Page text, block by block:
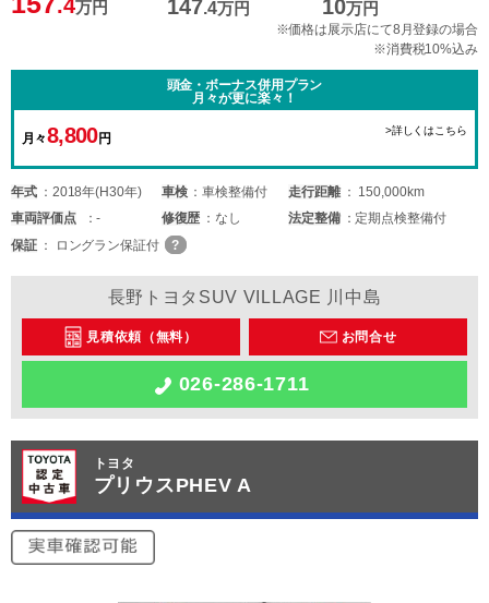
.4万円 147.4万円 10万円
※価格は展示店にて8月登録の場合
※消費税10%込み
頭金・ボーナス併用プラン
月々が更に楽々！
月々8,800円
>詳しくはこちら
年式 2018年(H30年) 車検 車検整備付 走行距離
150,000km
車両評価点 - 修復歴 なし 法定整備
定期点検整備付
保証
ロングラン保証付
長野トヨタSUV VILLAGE 川中島
見積依頼（無料） お問合せ
026-286-1711
トヨタ
プリウスPHEV A